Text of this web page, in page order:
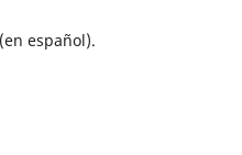
(en español).